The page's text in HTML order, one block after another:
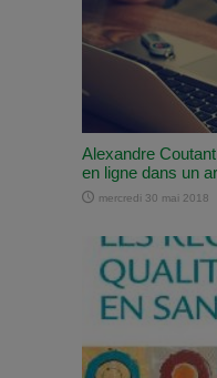
Alexandre
en ligne dans un
mercredi 30 mai 2018